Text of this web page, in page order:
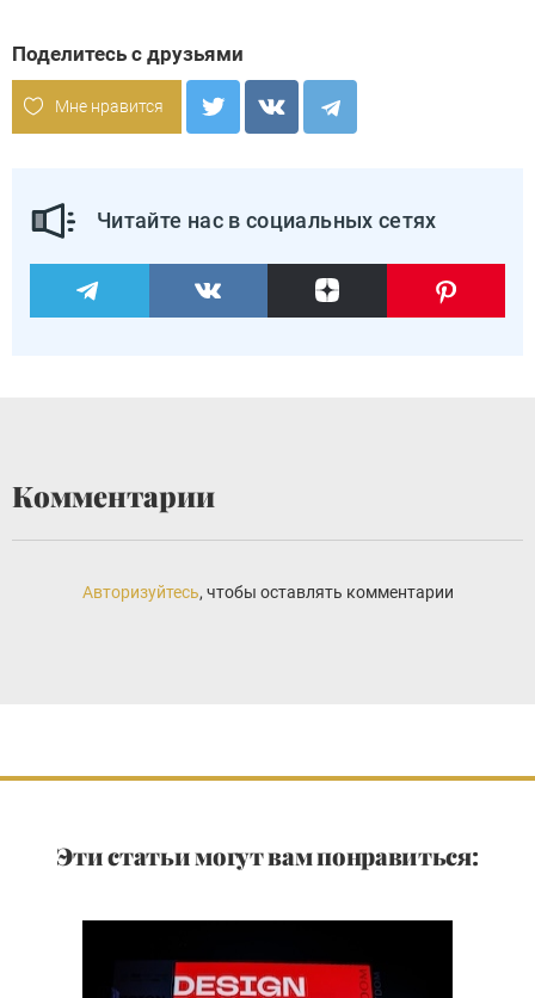
Поделитесь с друзьями
Мне нравится
Читайте нас в социальных сетях
Комментарии
Авторизуйтесь, чтобы оставлять комментарии
Эти статьи могут вам понравиться: